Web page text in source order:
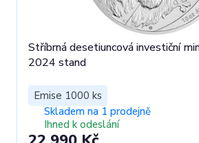
Stříbrná desetiuncová investiční
2024 stand
Emise 1000 ks
Skladem na 1 prodejně
Ihned k odeslání